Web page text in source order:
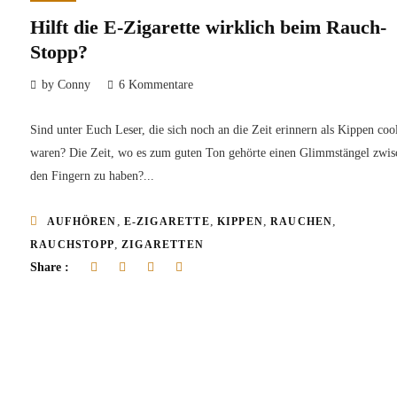
Hilft die E-Zigarette wirklich beim Rauch-
Stopp?
by Conny 6 Kommentare
Sind unter Euch Leser, die sich noch an die Zeit erinnern als Kippen cool
waren? Die Zeit, wo es zum guten Ton gehörte einen Glimmstängel
den Fingern zu haben?...
AUFHÖREN E-ZIGARETTE KIPPEN ,RAUCHEN
RAUCHSTOPP ZIGARETTEN
Share :